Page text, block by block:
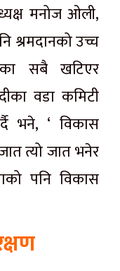
मनोज ओली,
श्रमदानको उच्च
सबै खटिएर
वडा कमिटी
भने, ‘ विकास
जात त्यो जात भनेर
पनि विकास